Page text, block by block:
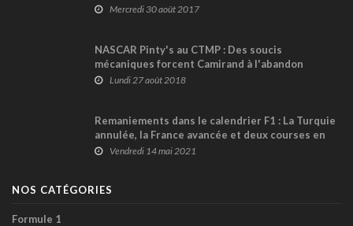
Mercredi 30 août 2017
NASCAR Pinty's au CTMP : Des soucis
mécaniques forcent Camirand à l'abandon
Lundi 27 août 2018
Remaniements dans le calendrier F1 : La Turquie
annulée, la France avancée et deux courses en
Autriche !
Vendredi 14 mai 2021
NOS CATÉGORIES
Formule 1